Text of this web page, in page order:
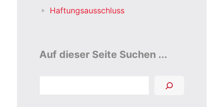
Haftungsausschluss
Auf dieser Seite Suchen ...